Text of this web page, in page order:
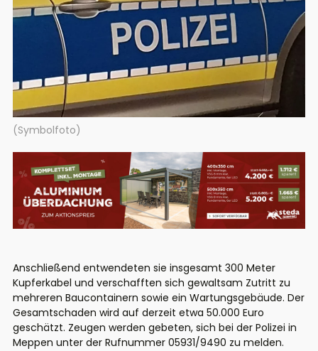
(Symbolfoto)
Anschließend entwendeten sie insgesamt 300 Meter
Kupferkabel und verschafften sich gewaltsam Zutritt zu
mehreren Baucontainern sowie ein Wartungsgebäude. Der
Gesamtschaden wird auf derzeit etwa 50.000 Euro
geschätzt. Zeugen werden gebeten, sich bei der Polizei in
Meppen unter der Rufnummer 05931/9490 zu melden.